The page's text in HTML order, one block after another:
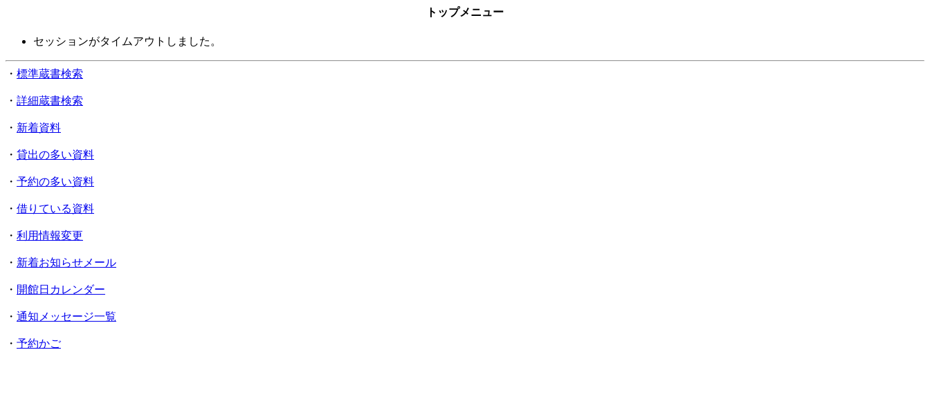
トップメニュー
セッションがタイムアウトしました。
・ 標準蔵書検索
・ 詳細蔵書検索
・ 新着資料
・ 貸出の多い資料
・ 予約の多い資料
・ 借りている資料
・ 利用情報変更
・ 新着お知らせメール
・ 開館日カレンダー
・ 通知メッセージ一覧
・ 予約かご